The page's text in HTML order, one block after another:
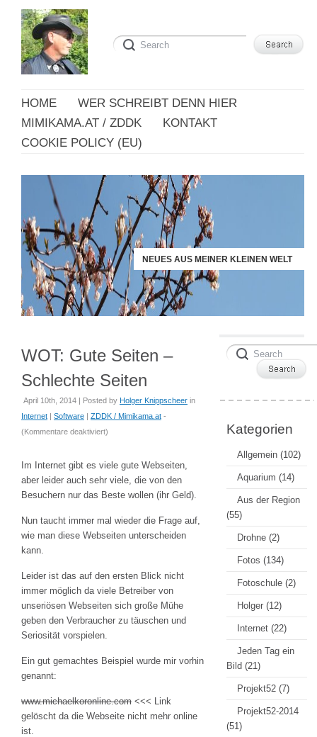
HOME
WER SCHREIBT DENN HIER
MIMIKAMA.AT / ZDDK
KONTAKT
COOKIE POLICY (EU)
NEUES AUS MEINER KLEINEN WELT
WOT: Gute Seiten –
Schlechte Seiten
April 10th, 2014 | Posted by Holger Knippscheer in
Internet | Software | ZDDK / Mimikama.at -
(Kommentare deaktiviertfür
Gute
Seiten
–
Seiten
)
Im Internet gibt es viele gute Webseiten,
aber leider auch sehr viele, die von den
Besuchern nur das Beste wollen (ihr Geld).
Nun taucht immer mal wieder die Frage auf,
wie man diese Webseiten unterscheiden
kann.
Leider ist das auf den ersten Blick nicht
immer möglich da viele Betreiber von
unseriösen Webseiten sich große Mühe
geben den Verbraucher zu täuschen und
Seriosität vorspielen.
Ein gut gemachtes Beispiel wurde mir vorhin
genannt:
www.michaelkoronline.com <<< Link
gelöscht da die Webseite nicht mehr online
ist.
Kategorien
Allgemein (102)
Aquarium (14)
Aus der Region
(55)
Drohne (2)
Fotos (134)
Fotoschule (2)
Holger (12)
Internet (22)
Jeden Tag ein
Bild (21)
Projekt52 (7)
Projekt52-2014
(51)